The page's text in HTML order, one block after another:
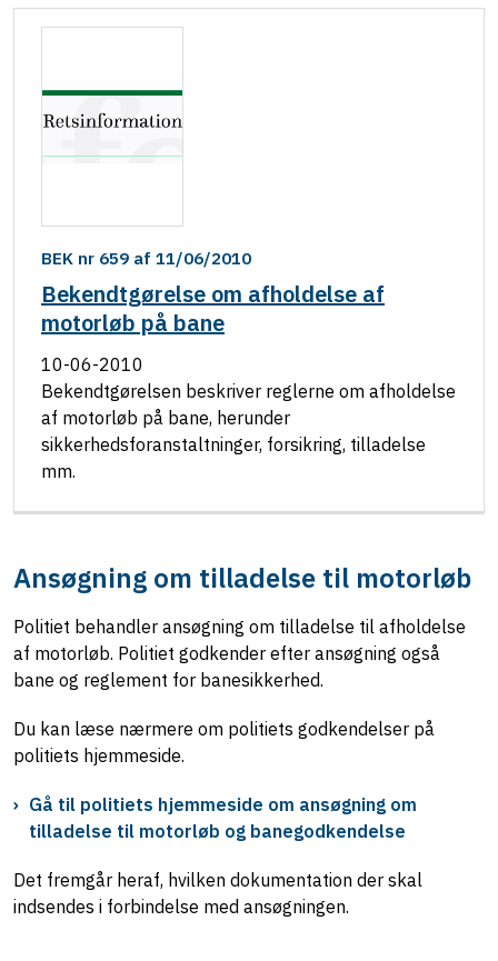
BEK nr 659 af 11/06/2010
Bekendtgørelse om afholdelse af
motorløb på bane
10-06-2010
Bekendtgørelsen beskriver reglerne om afholdelse
af motorløb på bane, herunder
sikkerhedsforanstaltninger, forsikring, tilladelse
mm.
Ansøgning om tilladelse til motorløb
Politiet behandler ansøgning om tilladelse til afholdelse
af motorløb. Politiet godkender efter ansøgning også
bane og reglement for banesikkerhed.
Du kan læse nærmere om politiets godkendelser på
politiets hjemmeside.
Gå til politiets hjemmeside om ansøgning om
tilladelse til motorløb og banegodkendelse
Det fremgår heraf, hvilken dokumentation der skal
indsendes i forbindelse med ansøgningen.